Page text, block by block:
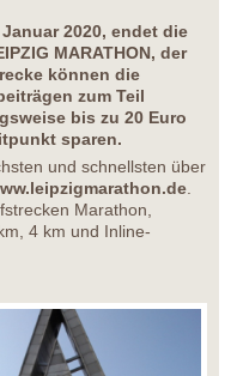
2020, endet die
MARATHON, der
können die
zum Teil
bis zu 20 Euro
sparen.
und schnellsten über
.
Marathon,
4 km und Inline-